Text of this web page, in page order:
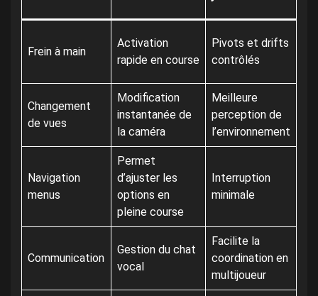
Frein à main
Activation
rapide en course
Pivots et drifts
contrôlés
Changement
de vues
Modification
instantanée de
la caméra
Meilleure
perception de
l’environnement
Navigation
menus
Permet
d’ajuster les
options en
pleine course
Interruption
minimale
Communication
Gestion du chat
vocal
Facilite la
coordination en
multijoueur